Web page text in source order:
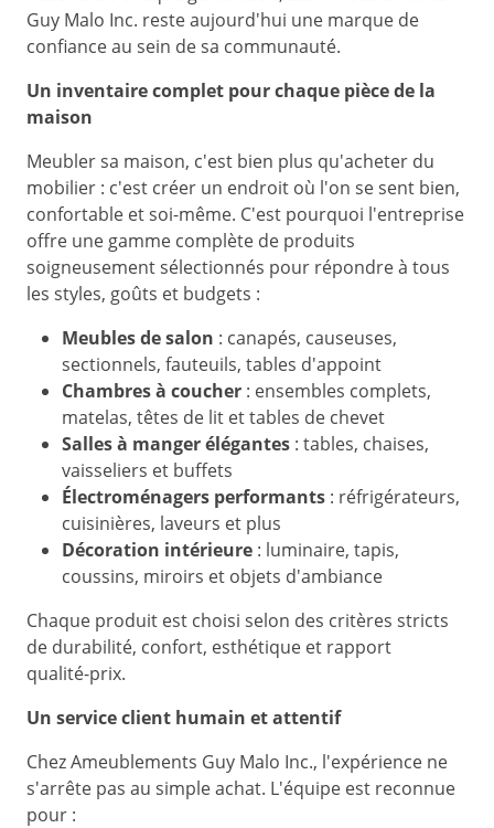
Guy Malo Inc. reste aujourd'hui une marque de
confiance au sein de sa communauté.
Un inventaire complet pour chaque pièce de la
maison
Meubler sa maison, c'est bien plus qu'acheter du
mobilier : c'est créer un endroit où l'on se sent bien,
confortable et soi‑même. C'est pourquoi l'entreprise
offre une gamme complète de produits
soigneusement sélectionnés pour répondre à tous
les styles, goûts et budgets :
Meubles de salon : canapés, causeuses,
sectionnels, fauteuils, tables d'appoint
Chambres à coucher : ensembles complets,
matelas, têtes de lit et tables de chevet
Salles à manger élégantes : tables, chaises,
vaisseliers et buffets
Électroménagers performants : réfrigérateurs,
cuisinières, laveurs et plus
Décoration intérieure : luminaire, tapis,
coussins, miroirs et objets d'ambiance
Chaque produit est choisi selon des critères stricts
de durabilité, confort, esthétique et rapport
qualité‑prix.
Un service client humain et attentif
Chez Ameublements Guy Malo Inc., l'expérience ne
s'arrête pas au simple achat. L'équipe est reconnue
pour :